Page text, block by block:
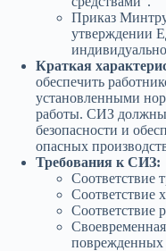
Приказ
утверждении
Краткая
обеспечить
установленными
работы. СИЗ должны
безопасности и
опасных
Требования к СИЗ:
Соответствие
Соответствие
Соответствие